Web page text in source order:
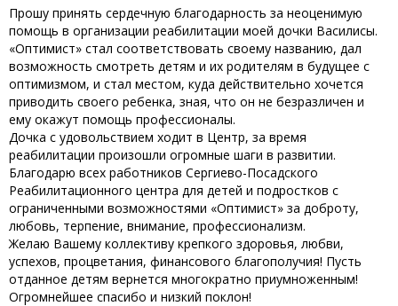
Прошу принять сердечную благодарность за неоценимую
помощь в организации реабилитации моей дочки Василисы.
«Оптимист» стал соответствовать своему названию, дал
возможность смотреть детям и их родителям в будущее с
оптимизмом, и стал местом, куда действительно хочется
приводить своего ребенка, зная, что он не безразличен и
ему окажут помощь профессионалы.
Дочка с удовольствием ходит в Центр, за время
реабилитации произошли огромные шаги в развитии.
Благодарю всех работников Сергиево-Посадского
Реабилитационного центра для детей и подростков с
ограниченными возможностями «Оптимист» за доброту,
любовь, терпение, внимание, профессионализм.
Желаю Вашему коллективу крепкого здоровья, любви,
успехов, процветания, финансового благополучия! Пусть
отданное детям вернется многократно приумноженным!
Огромнейшее спасибо и низкий поклон!